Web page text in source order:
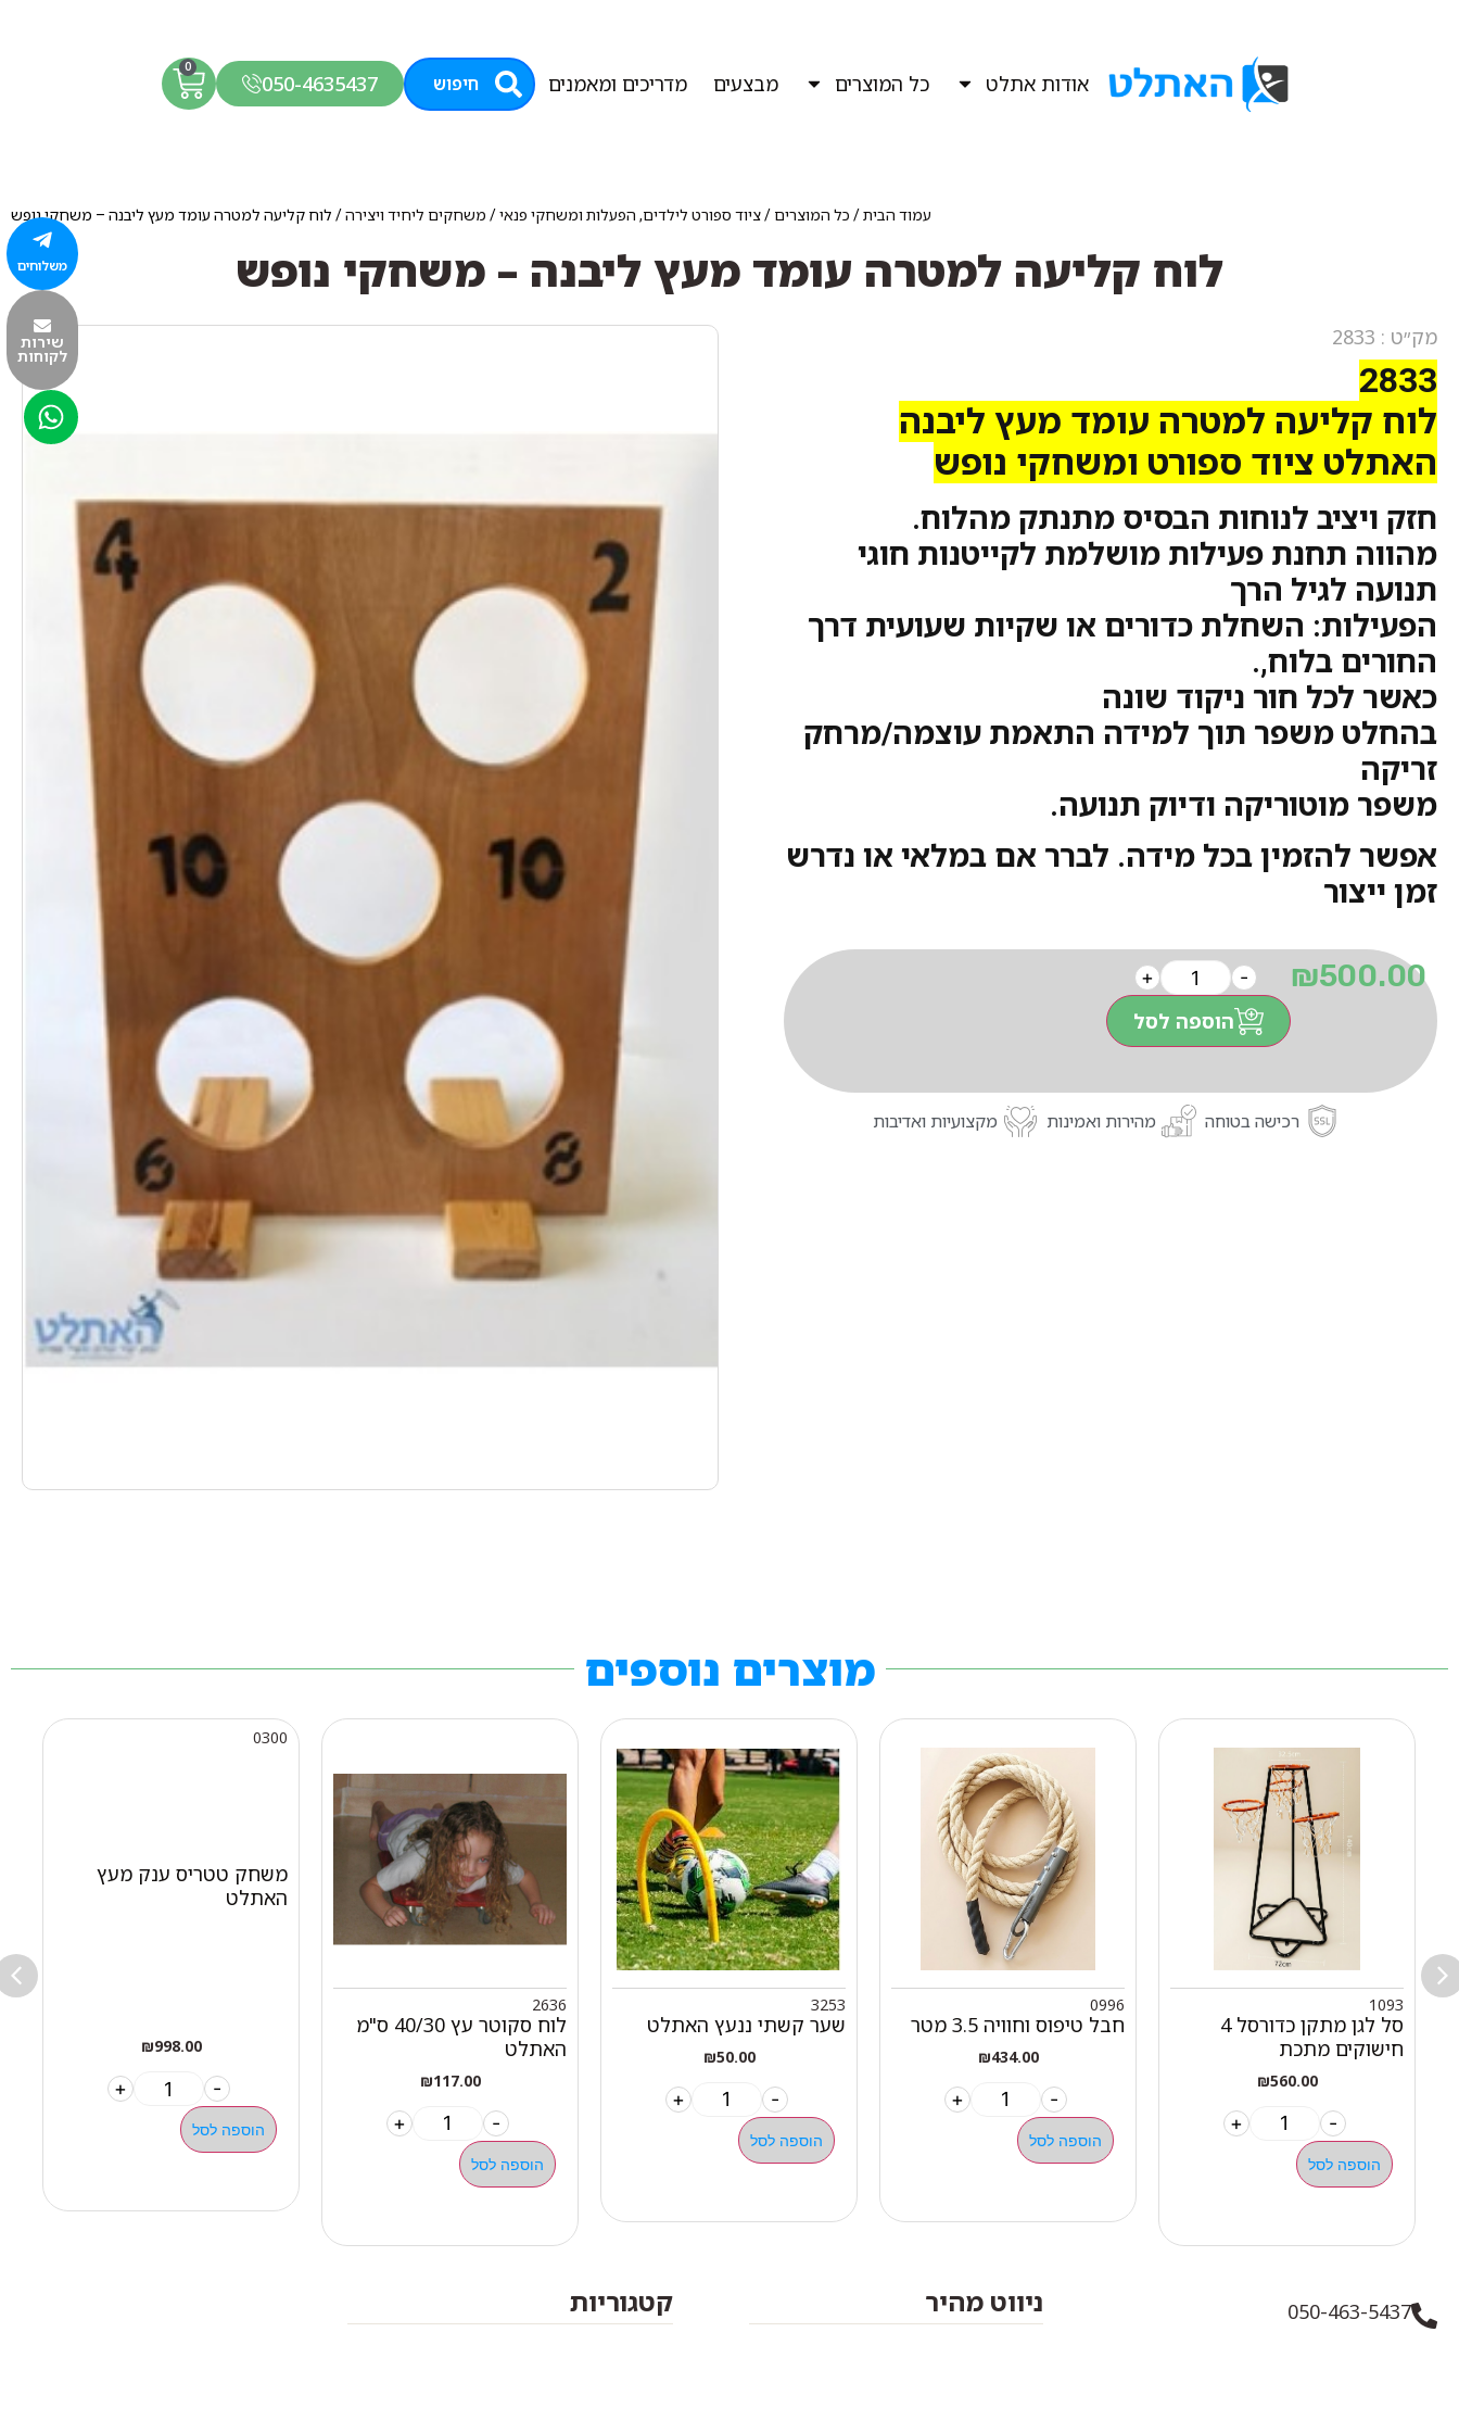
אודות אתלט כל המוצרים מבצעים מדריכים ומאמנים חיפוש 050-4635437
0
עמוד הבית/ כל המוצרים /ציוד ספורט לילדים, הפעלות ומשחקי פנאי/ משחקים ליחיד ויצירה/ לוח קליעה למטרה עומד מעץ ליבנה – משחקי נופש
לוח קליעה למטרה עומד מעץ ליבנה – משחקי נופש
מק״ט : 2833
2833
לוח קליעה למטרה עומד מעץ ליבנה
האתלט ציוד ספורט ומשחקי נופש
חזק ויציב לנוחות הבסיס מתנתק מהלוח.
מהווה תחנת פעילות מושלמת לקייטנות חוגי
תנועה לגיל הרך
הפעילות: השחלת כדורים או שקיות שעועית דרך
החורים בלוח,.
כאשר לכל חור ניקוד שונה
בהחלט משפר תוך למידה התאמת עוצמה/מרחק
זריקה
משפר מוטוריקה ודיוק תנועה.
אפשר להזמין בכל מידה. לברר אם במלאי או נדרש
זמן ייצור
₪500.00
-
+
הוספה לסל
רכישה בטוחה מהירות ואמינות מקצועיות ואדיבות
מוצרים נוספים
1093
סל לגן מתקן כדורסל 4
חישוקים מתכת
₪560.00
-
+
הוספה לסל
0996
חבל טיפוס וחוויה 3.5 מטר
₪434.00
-
+
הוספה לסל
3253
שער קשתי ננעץ האתלט
₪50.00
-
+
הוספה לסל
2636
לוח סקוטר עץ 40/30 ס"מ
האתלט
₪117.00
-
+
הוספה לסל
0300
משחק טטריס ענק מעץ
האתלט
₪998.00
-
+
הוספה לסל
משלוחים
שירות
לקוחות
050-463-5437 ניווט מהיר קטגוריות